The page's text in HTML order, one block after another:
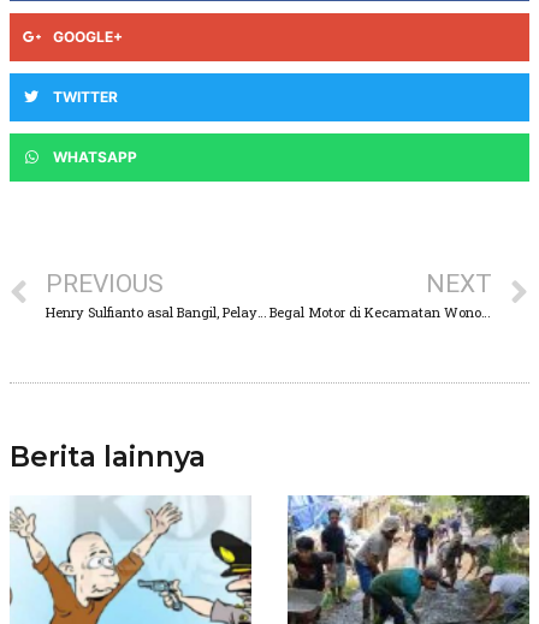
GOOGLE+
TWITTER
WHATSAPP
PREVIOUS
Henry Sulfianto asal Bangil, Pelayanan Kurang Memuaskan Saat Urus Berkas Pribadinya di Dispendukcapil Pasuruan
NEXT
Begal Motor di Kecamatan Wonorejo Berakhir Tragis Dimasa Warga Secara Brutal
Berita lainnya